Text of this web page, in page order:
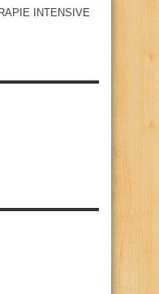
INTENSIVE